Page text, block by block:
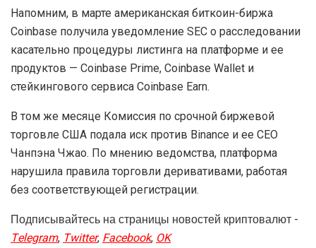
Напомним, в марте американская биткоин-биржа
Coinbase получила уведомление SEC о расследовании
касательно процедуры листинга на платформе и ее
продуктов — Coinbase Prime, Coinbase Wallet и
стейкингового сервиса Coinbase Earn.
В том же месяце Комиссия по срочной биржевой
торговле США подала иск против Binance и ее CEO
Чанпэна Чжао. По мнению ведомства, платформа
нарушила правила торговли деривативами, работая
без соответствующей регистрации.
Подписывайтесь на страницы новостей криптовалют -
Telegram,Twitter,Facebook,OK